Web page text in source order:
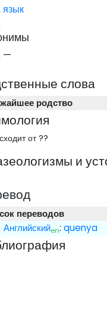
язык
—
слова
родство
от ??
и
переводов
Английскийen:quenya